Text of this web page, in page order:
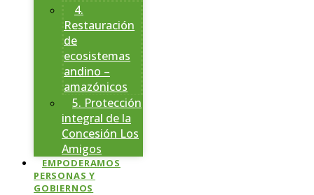
4.
Restauración
de
ecosistemas
andino –
amazónicos
5. Protección
integral de la
Concesión Los
Amigos
EMPODERAMOS
PERSONAS Y
GOBIERNOS